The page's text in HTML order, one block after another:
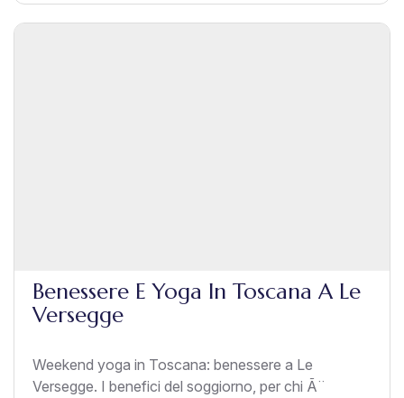
Benessere E Yoga In Toscana A Le
Versegge
Weekend yoga in Toscana: benessere a Le
Versegge. I benefici del soggiorno, per chi Ã¨